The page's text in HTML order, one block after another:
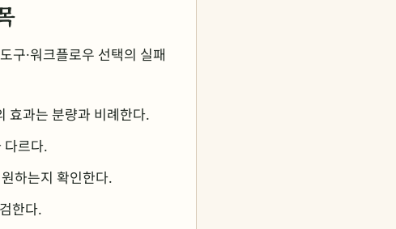
구·워크플로우 선택의 실패
효과는 분량과 비례한다.
다르다.
하는지 확인한다.
한다.